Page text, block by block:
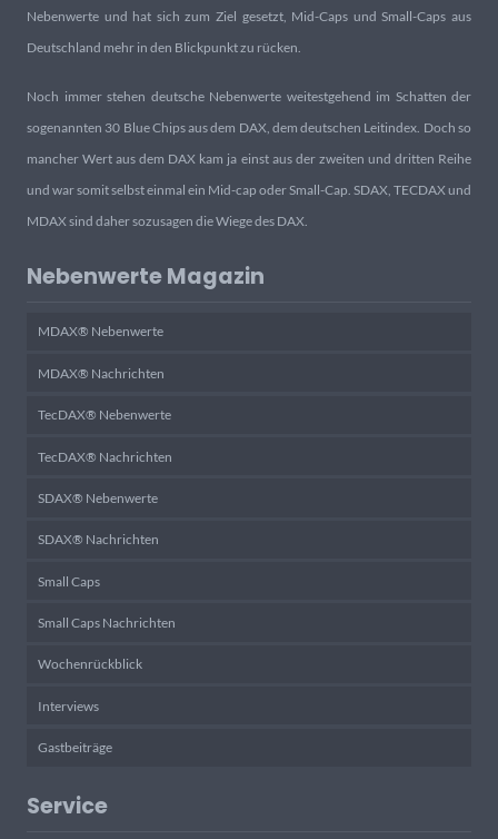
Nebenwerte und hat sich zum Ziel gesetzt, Mid-Caps und Small-Caps aus
Deutschland mehr in den Blickpunkt zu rücken.
Noch immer stehen deutsche Nebenwerte weitestgehend im Schatten der
sogenannten 30 Blue Chips aus dem DAX, dem deutschen Leitindex. Doch so
mancher Wert aus dem DAX kam ja einst aus der zweiten und dritten Reihe
und war somit selbst einmal ein Mid-cap oder Small-Cap. SDAX, TECDAX und
MDAX sind daher sozusagen die Wiege des DAX.
Nebenwerte Magazin
MDAX® Nebenwerte
MDAX® Nachrichten
TecDAX® Nebenwerte
TecDAX® Nachrichten
SDAX® Nebenwerte
SDAX® Nachrichten
Small Caps
Small Caps Nachrichten
Wochenrückblick
Interviews
Gastbeiträge
Service